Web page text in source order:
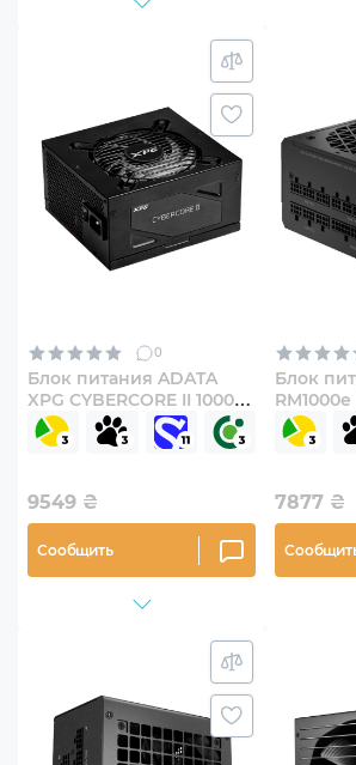
0
Блок питания ADATA
XPG CYBERCORE II 1000W
(CYBERCOREII1000P-
BKCEU)
9549 ₴
Сообщить
Блок
7877 ₴